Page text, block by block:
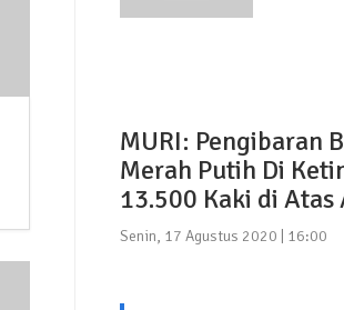
MURI: Pengibaran
Merah Putih Di
13.500 Kaki di
Senin, 17 Agustus 2020 | 16:00